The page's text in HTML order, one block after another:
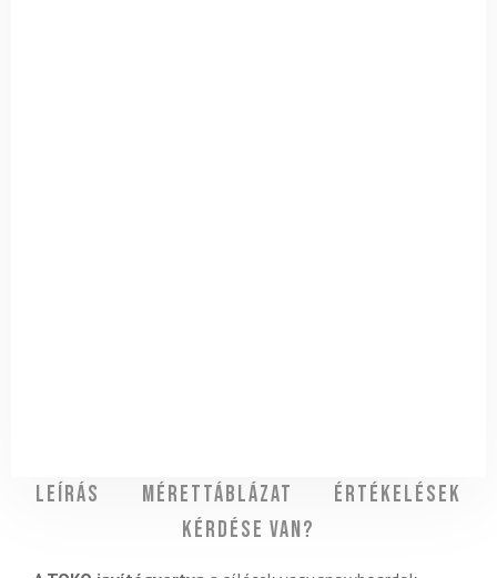
Leírás Mérettáblázat
Értékelések
Kérdése van?